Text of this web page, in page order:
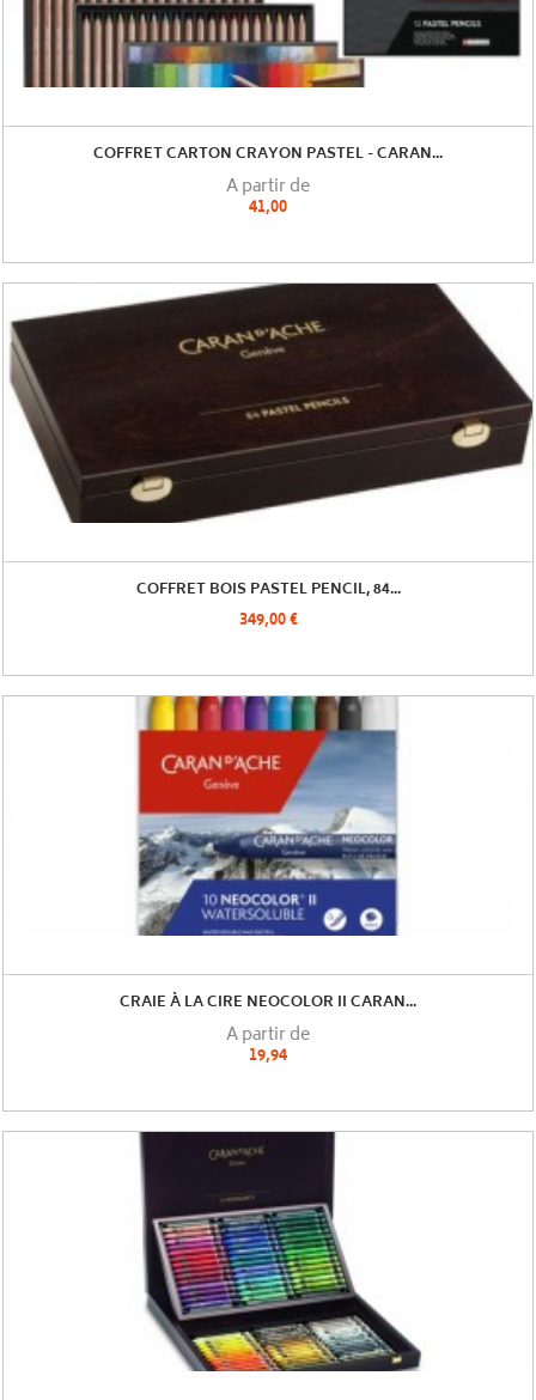
COFFRET CARTON CRAYON PASTEL - CARAN...
A partir de
41,00
COFFRET BOIS PASTEL PENCIL, 84...
349,00 €
CRAIE À LA CIRE NEOCOLOR II CARAN...
A partir de
19,94